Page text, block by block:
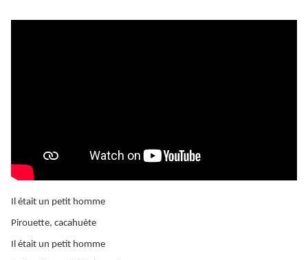
Il était un petit homme
Pirouette, cacahuète
Il était un petit homme